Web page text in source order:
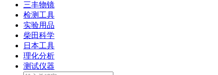
三丰物镜
检测工具
实验用品
柴田科学
日本工具
理化分析
测试仪器